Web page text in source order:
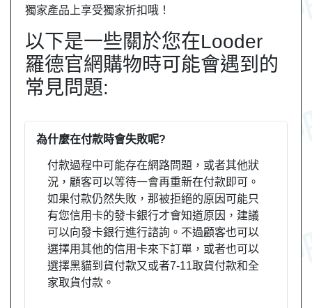
獨家產品上享受獨家折扣哦！
以下是一些關於您在Looder
羅德官網購物時可能會遇到的
常見問題:
為什麼在付款時會失敗呢?
付款過程中可能存在網路問題，或者其他狀
況，顧客可以等待一會再重新在付款即可。
如果付款仍然失敗，那被拒絕的原因可能只
有您信用卡的發卡銀行才會知道原因，建議
可以向發卡銀行進行諮詢。不過顧客也可以
選擇用其他的信用卡來下訂單，或者也可以
選擇黑貓到貨付款又或者7-11取貨付款和全
家取貨付款。